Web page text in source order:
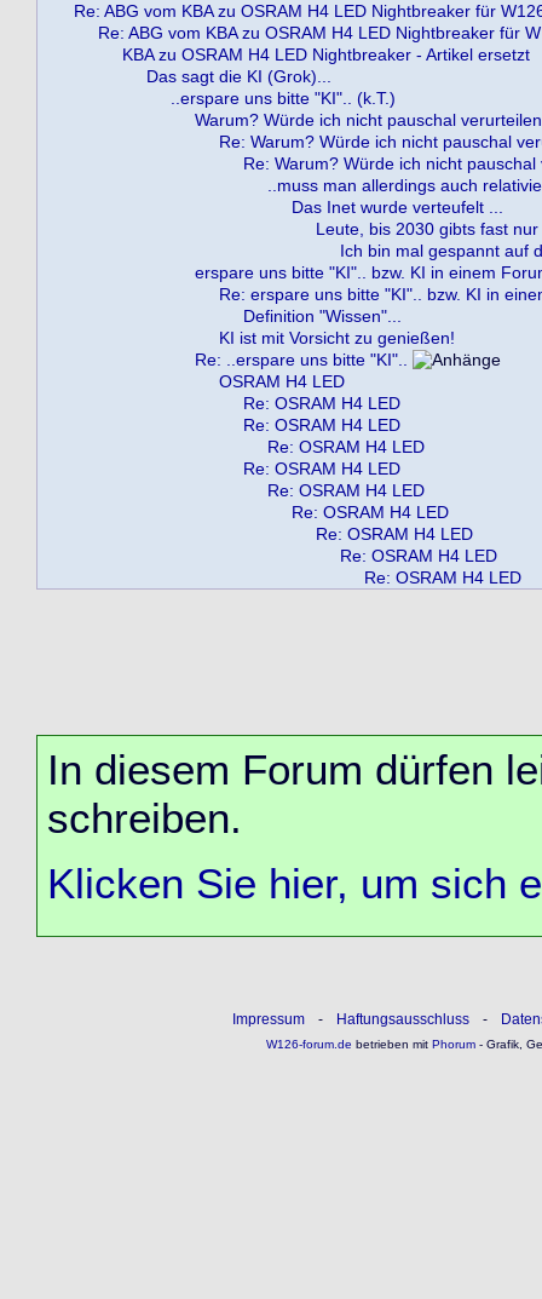
Re: ABG vom KBA zu OSRAM H4 LED Nightbreaker für
Re: ABG vom KBA zu OSRAM H4 LED Nightbreaker für
KBA zu OSRAM H4 LED Nightbreaker - Artikel ersetzt
Das sagt die KI (Grok)...
..erspare uns bitte "KI".. (k.T.)
Warum? Würde ich nicht pauschal
Re: Warum? Würde ich nicht pauschal
Re: Warum? Würde ich nicht
..muss man allerdings auch
Das Inet wurde verteufelt ...
Leute, bis 2030 gibts fast
Ich bin mal gespannt auf
erspare uns bitte "KI".. bzw. KI in einem
Re: erspare uns bitte "KI".. bzw. KI in
Definition "Wissen"...
KI ist mit Vorsicht zu genießen!
Re: ..erspare uns bitte "KI"..
OSRAM H4 LED
Re: OSRAM H4 LED
Re: OSRAM H4 LED
Re: OSRAM H4 LED
Re: OSRAM H4 LED
Re: OSRAM H4 LED
Re: OSRAM H4 LED
Re: OSRAM H4 LED
Re: OSRAM H4 LED
Re: OSRAM H4 LED
In diesem Forum dürfen
schreiben.
Klicken Sie hier, um sich
Impressum - Haftungsausschluss -
W126-forum.de betrieben mitPhorum- Grafik,